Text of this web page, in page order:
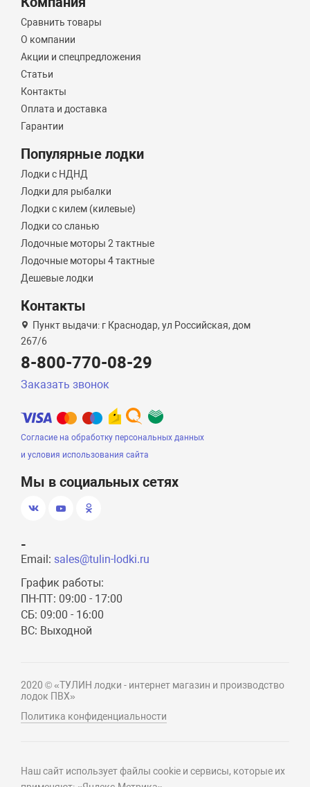
Сравнить товары
О компании
Акции и спецпредложения
Статьи
Контакты
Оплата и доставка
Гарантии
Популярные лодки
Лодки с НДНД
Лодки для рыбалки
Лодки с килем (килевые)
Лодки со сланью
Лодочные моторы 2 тактные
Лодочные моторы 4 тактные
Дешевые лодки
Контакты
Пункт выдачи: г Краснодар, ул Российская, дом
267/6
8-800-770-08-29
Заказать звонок
Согласие на обработку персональных данных
и условия использования сайта
Мы в социальных сетях
-
Email: sales@tulin-lodki.ru
График работы:
ПН-ПТ: 09:00 - 17:00
СБ: 09:00 - 16:00
ВС: Выходной
2020 © «ТУЛИН лодки - интернет магазин и производство
лодок ПВХ»
Политика конфиденциальности
Наш сайт использует файлы cookie и сервисы, которые их